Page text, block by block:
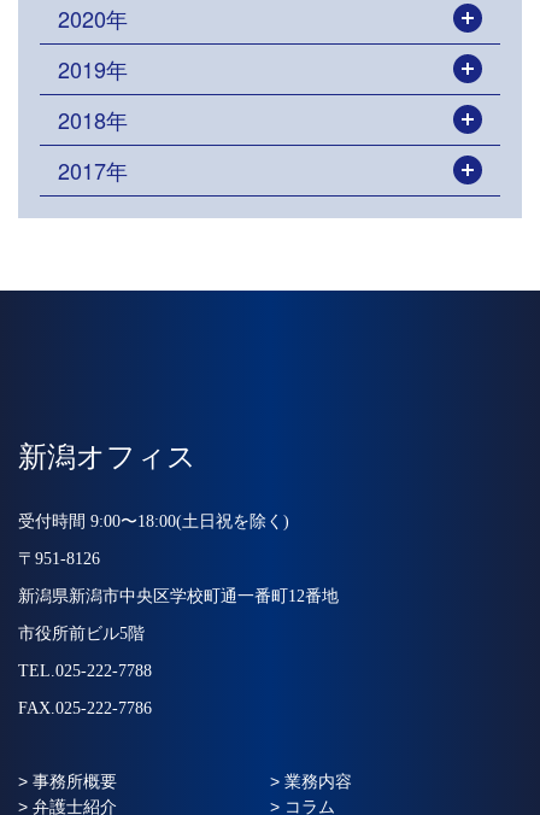
2020年
2019年
2018年
2017年
新潟オフィス
受付時間 9:00〜18:00(土日祝を除く)
〒951-8126
新潟県新潟市中央区学校町通一番町12番地
市役所前ビル5階
TEL.025-222-7788
FAX.025-222-7786
> 事務所概要
> 業務内容
> 弁護士紹介
> コラム